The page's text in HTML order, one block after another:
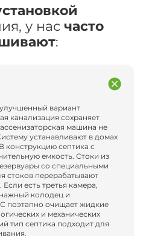
у нас часто
:
вариант
канализация сохраняет
машина не
устанавливают в домах
конструкцию септика с
емкость. Стоки из
со специальными
стоков перерабатывают
есть третья камера,
колодец и
поэтапно очищает жидкие
и механических
тип септика подходит для